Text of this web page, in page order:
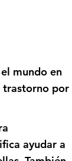
mundo en
trastorno por
ayudar a